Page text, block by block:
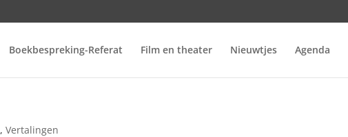
Boekbespreking-Referat Film en theater Nieuwtjes Agenda
,Vertalingen